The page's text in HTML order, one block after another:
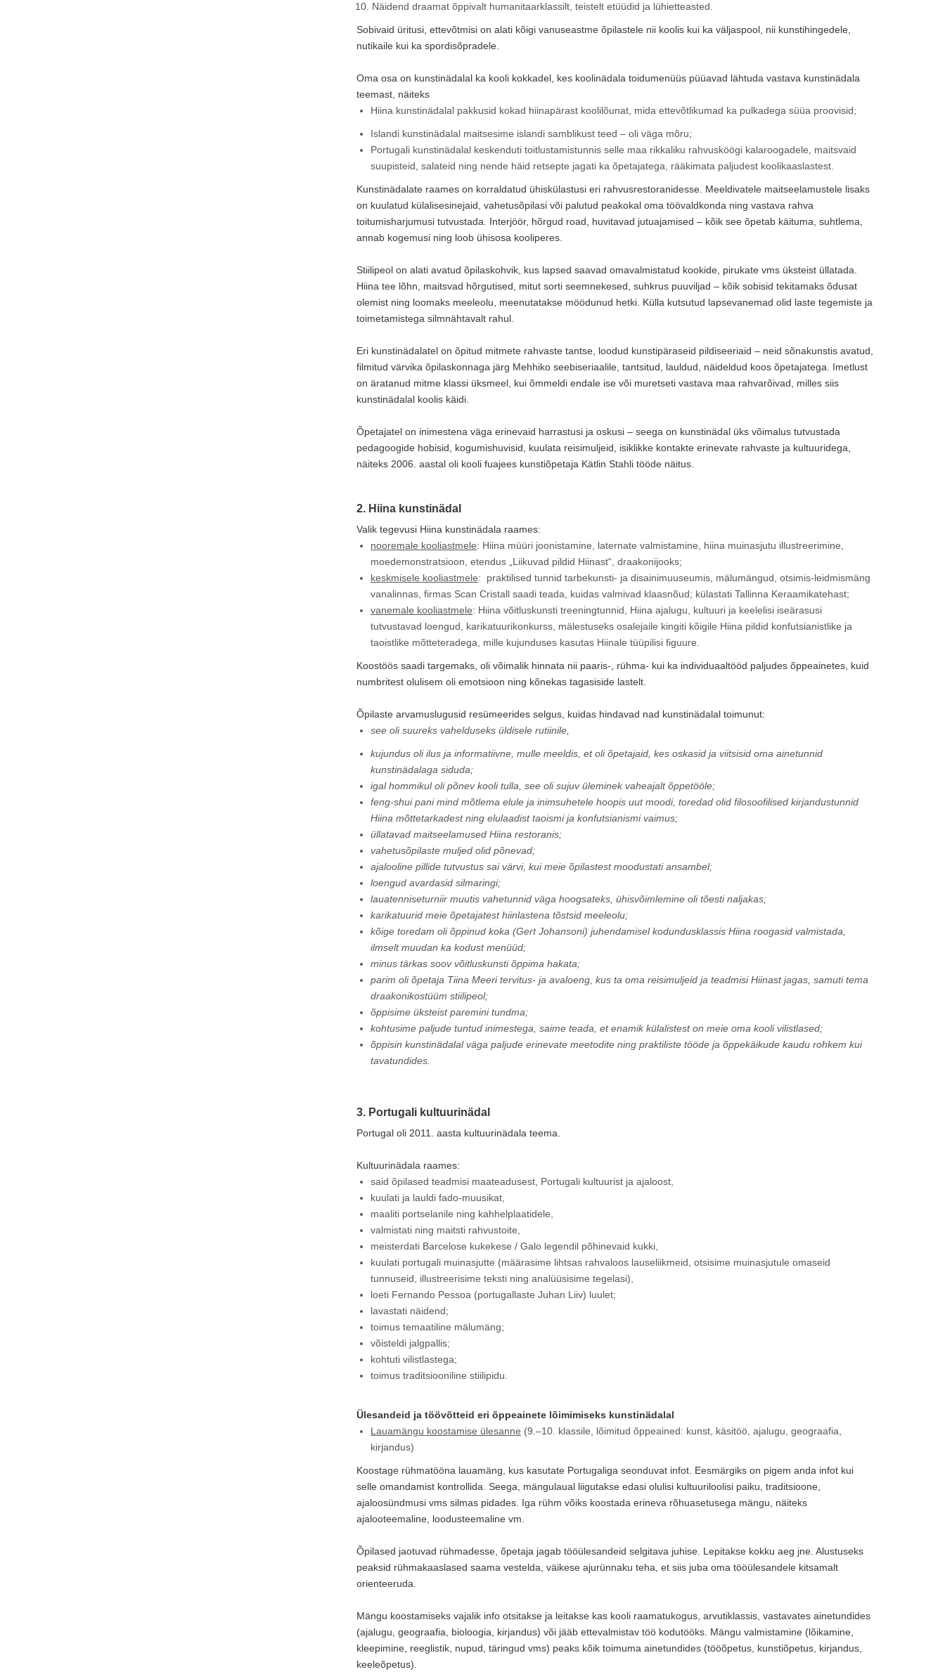
Näidend draamat õppivalt humanitaarklassilt, teistelt etüüdid ja lühietteasted.
Sobivaid üritusi, ettevõtmisi on alati kõigi vanuseastme õpilastele nii koolis kui ka väljaspool, nii kunstihingedele,
nutikaile kui ka spordisõpradele.
Oma osa on kunstinädalal ka kooli kokkadel, kes koolinädala toidumenüüs püüavad lähtuda vastava kunstinädala
teemast, näiteks
Hiina kunstinädalal pakkusid kokad hiinapärast koolilõunat, mida ettevõtlikumad ka pulkadega süüa proovisid;
Islandi kunstinädalal maitsesime islandi samblikust teed – oli väga mõru;
Portugali kunstinädalal keskenduti toitlustamistunnis selle maa rikkaliku rahvusköögi kalaroogadele, maitsvaid
suupisteid, salateid ning nende häid retsepte jagati ka õpetajatega, rääkimata paljudest koolikaaslastest.
Kunstinädalate raames on korraldatud ühiskülastusi eri rahvusrestoranidesse. Meeldivatele maitseelamustele lisaks
on kuulatud külalisesinejaid, vahetusõpilasi või palutud peakokal oma töövaldkonda ning vastava rahva
toitumisharjumusi tutvustada. Interjöör, hõrgud road, huvitavad jutuajamised – kõik see õpetab käituma, suhtlema,
annab kogemusi ning loob ühisosa kooliperes.
Stiilipeol on alati avatud õpilaskohvik, kus lapsed saavad omavalmistatud kookide, pirukate vms üksteist üllatada.
Hiina tee lõhn, maitsvad hõrgutised, mitut sorti seemnekesed, suhkrus puuviljad – kõik sobisid tekitamaks õdusat
olemist ning loomaks meeleolu, meenutatakse möödunud hetki. Külla kutsutud lapsevanemad olid laste tegemiste ja
toimetamistega silmnähtavalt rahul.
Eri kunstinädalatel on õpitud mitmete rahvaste tantse, loodud kunstipäraseid pildiseeriaid – neid sõnakunstis avatud,
filmitud värvika õpilaskonnaga järg Mehhiko seebiseriaalile, tantsitud, lauldud, näideldud koos õpetajatega. Imetlust
on äratanud mitme klassi üksmeel, kui õmmeldi endale ise või muretseti vastava maa rahvarõivad, milles siis
kunstinädalal koolis käidi.
Õpetajatel on inimestena väga erinevaid harrastusi ja oskusi – seega on kunstinädal üks võimalus tutvustada
pedagoogide hobisid, kogumishuvisid, kuulata reisimuljeid, isiklikke kontakte erinevate rahvaste ja kultuuridega,
näiteks 2006. aastal oli kooli fuajees kunstiõpetaja Kätlin Stahli tööde näitus.
2. Hiina kunstinädal
Valik tegevusi Hiina kunstinädala raames:
nooremale kooliastmele: Hiina müüri joonistamine, laternate valmistamine, hiina muinasjutu illustreerimine,
moedemonstratsioon, etendus „Liikuvad pildid Hiinast“, draakonijooks;
keskmisele kooliastmele: praktilised tunnid tarbekunsti- ja disainimuuseumis, mälumängud, otsimis-leidmismäng
vanalinnas, firmas Scan Cristall saadi teada, kuidas valmivad klaasnõud; külastati Tallinna Keraamikatehast;
vanemale kooliastmele: Hiina võitluskunsti treeningtunnid, Hiina ajalugu, kultuuri ja keelelisi iseärasusi
tutvustavad loengud, karikatuurikonkurss, mälestuseks osalejaile kingiti kõigile Hiina pildid konfutsianistlike ja
taoistlike mõtteteradega, mille kujunduses kasutas Hiinale tüüpilisi figuure.
Koostöös saadi targemaks, oli võimalik hinnata nii paaris-, rühma- kui ka individuaaltööd paljudes õppeainetes, kuid
numbritest olulisem oli emotsioon ning kõnekas tagasiside lastelt.
Õpilaste arvamuslugusid resümeerides selgus, kuidas hindavad nad kunstinädalal toimunut:
see oli suureks vahelduseks üldisele rutiinile,
kujundus oli ilus ja informatiivne, mulle meeldis, et oli õpetajaid, kes oskasid ja viitsisid oma ainetunnid
kunstinädalaga siduda;
igal hommikul oli põnev kooli tulla, see oli sujuv üleminek vaheajalt õppetööle;
feng-shui pani mind mõtlema elule ja inimsuhetele hoopis uut moodi, toredad olid filosoofilised kirjandustunnid
Hiina mõttetarkadest ning elulaadist taoismi ja konfutsianismi vaimus;
üllatavad maitseelamused Hiina restoranis;
vahetusõpilaste muljed olid põnevad;
ajalooline pillide tutvustus sai värvi, kui meie õpilastest moodustati ansambel;
loengud avardasid silmaringi;
lauatenniseturniir muutis vahetunnid väga hoogsateks, ühisvõimlemine oli tõesti naljakas;
karikatuurid meie õpetajatest hiinlastena tõstsid meeleolu;
kõige toredam oli õppinud koka (Gert Johansoni) juhendamisel kodundusklassis Hiina roogasid valmistada,
ilmselt muudan ka kodust menüüd;
minus tärkas soov võitluskunsti õppima hakata;
parim oli õpetaja Tiina Meeri tervitus- ja avaloeng, kus ta oma reisimuljeid ja teadmisi Hiinast jagas, samuti tema
draakonikostüüm stiilipeol;
õppisime üksteist paremini tundma;
kohtusime paljude tuntud inimestega, saime teada, et enamik külalistest on meie oma kooli vilistlased;
õppisin kunstinädalal väga paljude erinevate meetodite ning praktiliste tööde ja õppekäikude kaudu rohkem kui
tavatundides.
3. Portugali kultuurinädal
Portugal oli 2011. aasta kultuurinädala teema.
Kultuurinädala raames:
said õpilased teadmisi maateadusest, Portugali kultuu­rist ja ajaloost,
kuulati ja lauldi fado-muusikat,
maaliti portselanile ning kahhelplaatidele,
valmistati ning maitsti rahvustoite,
meisterdati Barcelose kukekese / Galo legendil põhinevaid kukki,
kuulati portugali muinasjutte (määrasime lihtsas rahvaloos lauseliikmeid, otsisime muinasjutule omaseid
tunnuseid, illustreerisime teksti ning analüüsisime tegelasi),
loeti Fernando Pessoa (portugallaste Juhan Liiv) luulet;
lavastati näidend;
toimus temaatiline mälumäng;
võisteldi jalgpallis;
kohtuti vilistlastega;
toimus traditsiooniline stiilipidu.
Ülesandeid ja töövõtteid eri õppeainete lõimimiseks kunstinädalal
Lauamängu koostamise ülesanne (9.–10. klassile, lõimitud õppeained: kunst, käsitöö, ajalugu, geograafia,
kirjandus)
Koostage rühmatööna lauamäng, kus kasutate Portugaliga seonduvat infot. Eesmärgiks on pigem anda infot kui
selle omandamist kontrollida. Seega, mängulaual liigutakse edasi olulisi kultuuriloolisi paiku, traditsioone,
ajaloosündmusi vms silmas pidades. Iga rühm võiks koostada erineva rõhuasetusega mängu, näiteks
ajalooteemaline, loodusteemaline vm.
Õpilased jaotuvad rühmadesse, õpetaja jagab tööülesandeid selgitava juhise. Lepitakse kokku aeg jne. Alustuseks
peaksid rühmakaaslased saama vestelda, väikese ajurünnaku teha, et siis juba oma tööülesandele kitsamalt
orienteeruda.
Mängu koostamiseks vajalik info otsitakse ja leitakse kas kooli raamatukogus, arvutiklassis, vastavates ainetundides
(ajalugu, geograafia, bioloogia, kirjandus) või jääb ettevalmistav töö kodutööks. Mängu valmistamine (lõikamine,
kleepimine, reeglistik, nupud, täringud vms) peaks kõik toimuma ainetundides (tööõpetus, kunstiõpetus, kirjandus,
keeleõpetus).